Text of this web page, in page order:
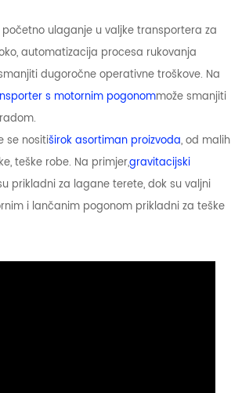
ulaganje u valjke transportera za
automatizacija procesa rukovanja
dugoročne operativne troškove. Na
s motornim pogonommože smanjiti
se nositiširok asortiman proizvoda, od malih
teške robe. Na primjer,gravitacijski
prikladni za lagane terete, dok su valjni
i lančanim pogonom prikladni za teške